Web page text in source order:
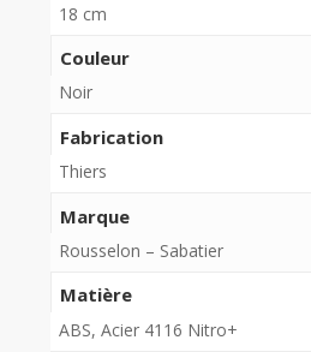
18 cm
Couleur
Noir
Fabrication
Thiers
Marque
Rousselon – Sabatier
Matière
ABS, Acier 4116 Nitro+